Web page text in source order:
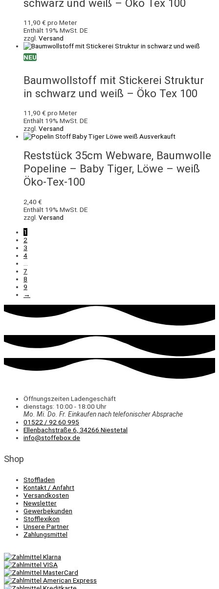
schwarz und weiß – Öko Tex 100
11,90 € pro Meter
Enthält 19% MwSt. DE
zzgl. Versand
NEU
Baumwollstoff mit Stickerei Struktur
in schwarz und weiß – Öko Tex 100
11,90 € pro Meter
Enthält 19% MwSt. DE
zzgl. Versand
Ausverkauft
Reststück 35cm Webware, Baumwolle
Popeline – Baby Tiger, Löwe – weiß
Öko-Tex-100
2,40 €
Enthält 19% MwSt. DE
zzgl. Versand
1
2
3
4
7
8
9
→
Öffnungszeiten Ladengeschäft
dienstags: 10:00 - 18:00 Uhr
Mo. Mi. Do. Fr. Einkaufennach telefonischer Absprache
01522 / 92 60 995
Ellenbachstraße 6, 34266 Niestetal
info@stoffebox.de
Shop
Stoffladen
Kontakt / Anfahrt
Versandkosten
Newsletter
Gewerbekunden
Stofflexikon
Unsere Partner
Zahlungsmittel